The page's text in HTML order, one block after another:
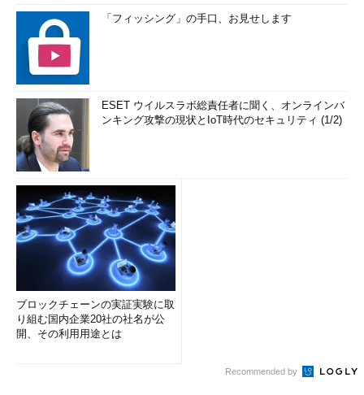
「フィッシング」の手口、お見せします
ESET ウイルスラボ総責任者に聞く、オンラインバ
ンキング攻撃の現状とIoT時代のセキュリティ (1/2)
ブロックチェーンの実証実験に取
り組む国内企業20社の社名が公
開、その利用用途とは
Recommended by